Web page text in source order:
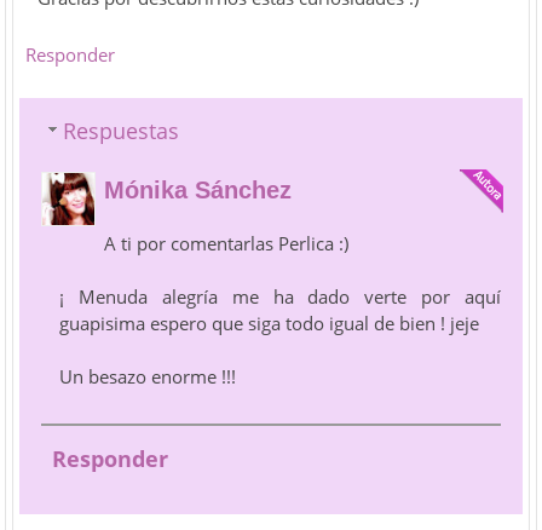
Responder
Respuestas
Mónika Sánchez
A ti por comentarlas Perlica :)
¡ Menuda alegría me ha dado verte por aquí
guapisima espero que siga todo igual de bien ! jeje
Un besazo enorme !!!
Responder